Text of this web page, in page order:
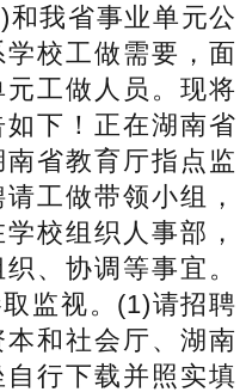
我省事业单元公
校工做需要，面
工做人员。现将
下！正在湖南省
省教育厅指点监
工做带领小组，
校组织人事部，
、协调等事宜。
监视。(1)请招聘
和社会厅、湖南
行下载并照实填